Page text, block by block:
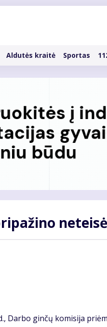
Aldutės kraitė Sportas
Darbo ginčų komisija